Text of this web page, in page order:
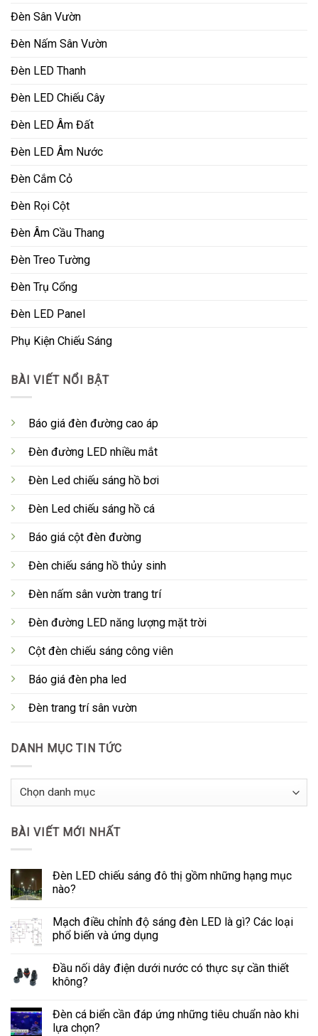
Đèn Sân Vườn
Đèn Nấm Sân Vườn
Đèn LED Thanh
Đèn LED Chiếu Cây
Đèn LED Âm Đất
Đèn LED Âm Nước
Đèn Cắm Cỏ
Đèn Rọi Cột
Đèn Âm Cầu Thang
Đèn Treo Tường
Đèn Trụ Cổng
Đèn LED Panel
Phụ Kiện Chiếu Sáng
BÀI VIẾT NỔI BẬT
Báo giá đèn đường cao áp
Đèn đường LED nhiều mắt
Đèn Led chiếu sáng hồ bơi
Đèn Led chiếu sáng hồ cá
Báo giá cột đèn đường
Đèn chiếu sáng hồ thủy sinh
Đèn nấm sân vườn trang trí
Đèn đường LED năng lượng mặt trời
Cột đèn chiếu sáng công viên
Báo giá đèn pha led
Đèn trang trí sân vườn
DANH MỤC TIN TỨC
Danh
Tức
BÀI VIẾT MỚI NHẤT
Đèn LED chiếu sáng đô thị gồm những hạng mục
nào?
Mạch điều chỉnh độ sáng đèn LED là gì? Các loại
phổ biến và ứng dụng
Đầu nối dây điện dưới nước có thực sự cần thiết
không?
Đèn cá biển cần đáp ứng những tiêu chuẩn nào khi
lựa chọn?